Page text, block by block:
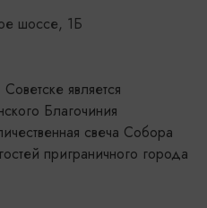
шоссе, 1Б
является
Благочиния
свеча Собора
приграничного города